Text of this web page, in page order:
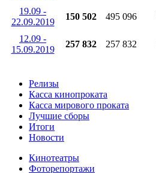
19.09 -
22.09.2019
150 502 495 096
12.09 -
15.09.2019
257 832 257 832
Релизы
Касса кинопроката
Касса мирового проката
Лучшие сборы
Итоги
Новости
Кинотеатры
Фоторепортажи